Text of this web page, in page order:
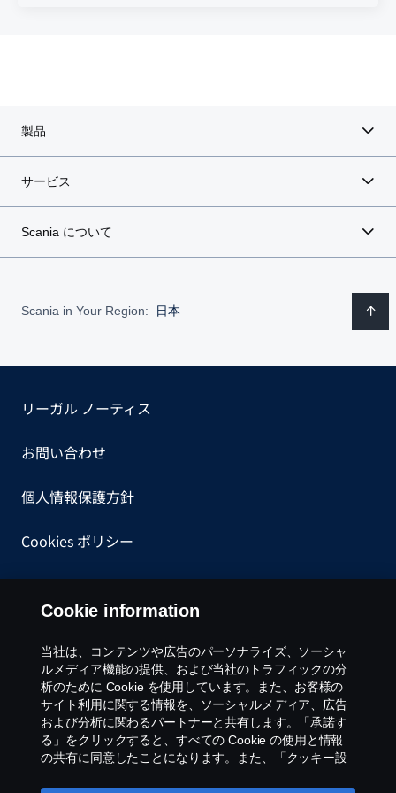
製品
サービス
Scania について
Scania in Your Region: 日本
リーガル ノーティス
お問い合わせ
個人情報保護方針
Cookies ポリシー
一般購買約款
Cookie settings
Cookie information
当社は、コンテンツや広告のパーソナライズ、ソーシャ
ルメディア機能の提供、および当社のトラフィックの分
析のために Cookie を使用しています。また、お客様の
サイト利用に関する情報を、ソーシャルメディア、広告
および分析に関わるパートナーと共有します。「承諾す
る」をクリックすると、すべての Cookie の使用と情報
の共有に同意したことになります。また、「クッキー設